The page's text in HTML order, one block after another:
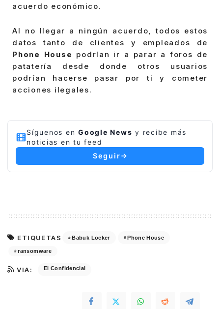
acuerdo económico.
Al no llegar a ningún acuerdo, todos estos
datos tanto de clientes y empleados de
Phone House podrían ir a parar a foros de
patatería desde donde otros usuarios
podrían hacerse pasar por ti y cometer
acciones ilegales.
Síguenos en Google News y recibe más
noticias en tu feed
Seguir
ETIQUETAS Babuk Locker Phone House
ransomware
VIA: El Confidencial